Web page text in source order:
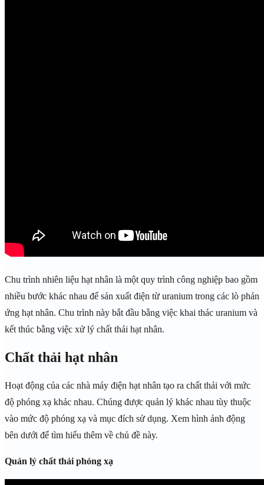
Chu trình nhiên liệu hạt nhân là một quy trình công nghiệp bao gồm
nhiều bước khác nhau để sản xuất điện từ uranium trong các lò phản
ứng hạt nhân. Chu trình này bắt đầu bằng việc khai thác uranium và
kết thúc bằng việc xử lý chất thải hạt nhân.
Chất thải hạt nhân
Hoạt động của các nhà máy điện hạt nhân tạo ra chất thải với mức
độ phóng xạ khác nhau. Chúng được quản lý khác nhau tùy thuộc
vào mức độ phóng xạ và mục đích sử dụng. Xem hình ảnh động
bên dưới để tìm hiểu thêm về chủ đề này.
Quản lý chất thải phóng xạ